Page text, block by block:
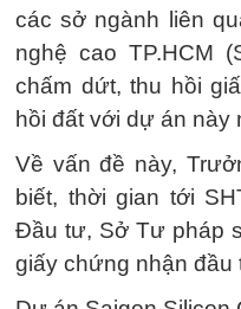
các sở ngành liên
nghệ cao TP.HCM
chấm dứt, thu hồi
hồi đất với dự án này
Về vấn đề này,
biết, thời gian tới
Đầu tư, Sở Tư pháp
giấy chứng nhận đầu